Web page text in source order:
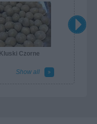
Kluski Czorne
Show all